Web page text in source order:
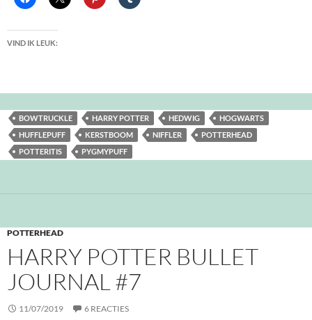
VIND IK LEUK:
BOWTRUCKLE HARRY POTTER HEDWIG
HOGWARTS
HUFFLEPUFF
KERSTBOOM NIFFLER
POTTERHEAD
POTTERITIS
PYGMYPUFF
POTTERHEAD
HARRY POTTER BULLET
JOURNAL #7
11/07/2019 6 REACTIES